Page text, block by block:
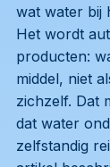
wat water bij
Het wordt
producten:
middel, niet
zichzelf. Dat
dat water
zelfstandig